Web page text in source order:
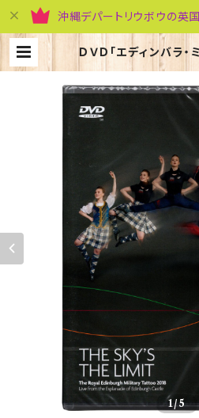
沖縄デパートリウボウの
ＤＶＤ「エディンバラ・
ゥー2018」10082 |
1/5